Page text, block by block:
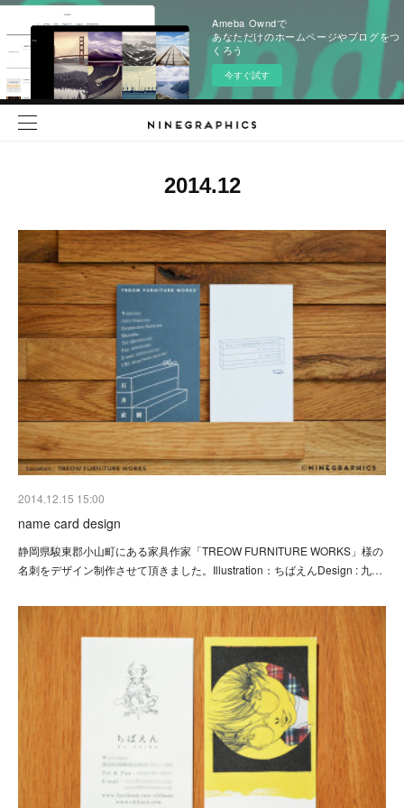
Ameba Owndで
あなただけのホームページやブログをつ
くろう
今すぐ試す
2014.12
2014.12.15 15:00
name card design
静岡県駿東郡小山町にある家具作家「TREOW FURNITURE WORKS」様の
名刺をデザイン制作させて頂きました。Illustration：ちばえんDesign : 九…